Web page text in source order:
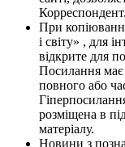
При
і світу» , для
відкрите для
Посилання має
повного або
розміщена в
матеріалу.
Новини з